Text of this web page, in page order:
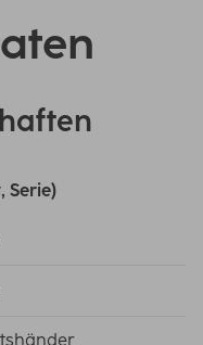
Serie)